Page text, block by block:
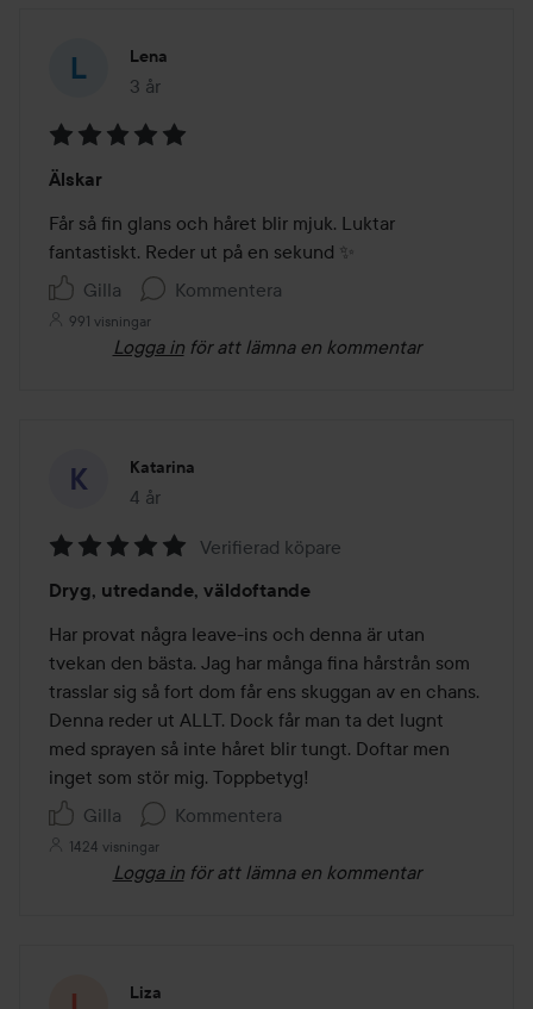
Lena
3 år
Inlägget skapades 3 år
5
av
5
Älskar
Får så fin glans och håret blir mjuk. Luktar
fantastiskt. Reder ut på en sekund ✨
Gilla
Kommentera
991 visningar
Logga in för att lämna en kommentar
Katarina
4 år
Inlägget skapades 4 år
5
av
5
Verifierad köpare
Dryg, utredande, väldoftande
Har provat några leave-ins och denna är utan
tvekan den bästa. Jag har många fina hårstrån som
trasslar sig så fort dom får ens skuggan av en chans.
Denna reder ut ALLT. Dock får man ta det lugnt
med sprayen så inte håret blir tungt. Doftar men
inget som stör mig. Toppbetyg!
Gilla
Kommentera
1424 visningar
Logga in för att lämna en kommentar
Liza